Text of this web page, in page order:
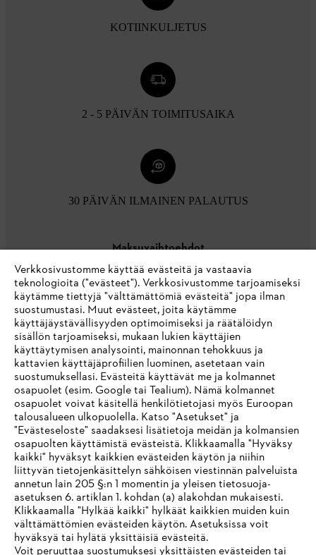
KOTIINKULJETUS
2 - 5 PÄIVÄN TOIMITUSAIKA
30 PÄIVÄN ILMAINEN PALAUTUS
Maksuvaihtoehdot
Yritys
STIHL FAQ
Palvelut
IHR BROWSER WIRD NICHT
UNTERSTÜTZT
Sie nutzen einen Browser, den wir noch nicht unterstützen. Für
eine optimale Nutzung unserer Seite empfehlen wir Ihnen, zu
Verkkosivustomme käyttää evästeitä ja vastaavia
teknologioita ("evästeet"). Verkkosivustomme tarjoamiseksi
käytämme tiettyjä "välttämättömiä evästeitä" jopa ilman
suostumustasi. Muut evästeet, joita käytämme
käyttäjäystävällisyyden optimoimiseksi ja räätälöidyn
sisällön tarjoamiseksi, mukaan lukien käyttäjien
käyttäytymisen analysointi, mainonnan tehokkuus ja
kattavien käyttäjäprofiilien luominen, asetetaan vain
suostumuksellasi. Evästeitä käyttävät me ja kolmannet
osapuolet (esim. Google tai Tealium). Nämä kolmannet
osapuolet voivat käsitellä henkilötietojasi myös Euroopan
talousalueen ulkopuolella. Katso "Asetukset" ja
"Evästeseloste" saadaksesi lisätietoja meidän ja kolmansien
osapuolten käyttämistä evästeistä. Klikkaamalla "Hyväksy
kaikki" hyväksyt kaikkien evästeiden käytön ja niihin
liittyvän tietojenkäsittelyn sähköisen viestinnän palveluista
annetun lain 205 §:n 1 momentin ja yleisen tietosuoja-
asetuksen 6. artiklan 1. kohdan (a) alakohdan mukaisesti.
Klikkaamalla "Hylkää kaikki" hylkäät kaikkien muiden kuin
välttämättömien evästeiden käytön. Asetuksissa voit
hyväksyä tai hylätä yksittäisiä evästeitä.
Voit peruuttaa suostumuksesi yksittäisten evästeiden tai